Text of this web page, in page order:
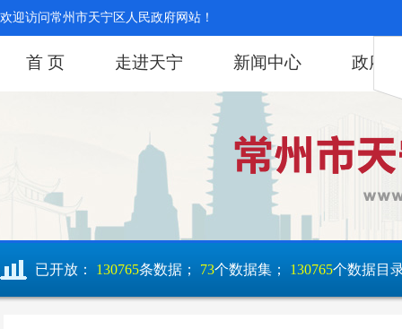
欢迎访问常州市天宁区人民政府网站！
首 页 走进天宁 新闻中心 政府
已开放： 130765条数据； 73个数据集； 130765个数据目